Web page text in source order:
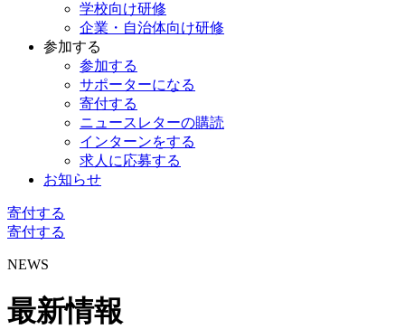
学校向け研修
企業・自治体向け研修
参加する
参加する
サポーターになる
寄付する
ニュースレターの購読
インターンをする
求人に応募する
お知らせ
寄付する
寄付する
NEWS
最新情報